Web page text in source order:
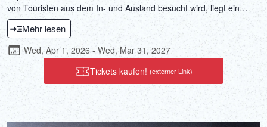
von Touristen aus dem In- und Ausland besucht wird, liegt ein
ruhiges Wohnviertel, in dem Sie Kanzashi Sugino finden. Hier
können Sie die Herstellung von Tsumami-Kanzashi-Haarschmuck
miterleben, eine Tradition, die seit der Edo-Ära lebendig ist. Indem
Sie der Kanzashi Sugino-Originalmarke Arenca Ihren eigenen,
einzigartigen Tsumami-Kanzashi-Haarschmuck hinzufügen,
können Sie ein weltweit einzigartiges Produkt schaffen. Sie können
ihn nicht nur an einem besonderen Feiertag als Kanzashi
(Haarschmuck) tragen, sondern ihn auch in einem Original-
Fotorahmen von Arenca mit nach Hause nehmen und ihn zu
Mehr lesen
Wed, Apr 1, 2026 - Wed, Mar 31, 2027
Tickets kaufen! (externer Link)